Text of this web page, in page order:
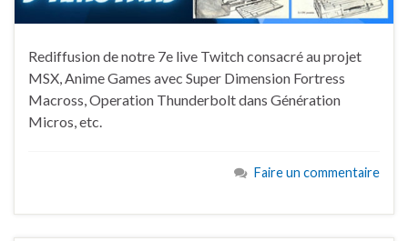
Rediffusion de notre 7e live Twitch consacré au projet
MSX, Anime Games avec Super Dimension Fortress
Macross, Operation Thunderbolt dans Génération
Micros, etc.
Faire un commentaire